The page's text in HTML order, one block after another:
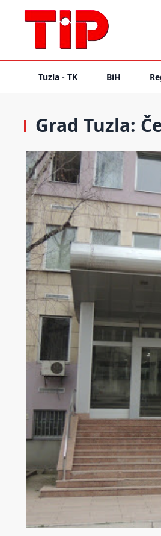
Tuzla - TK BiH
Grad Tuzla: